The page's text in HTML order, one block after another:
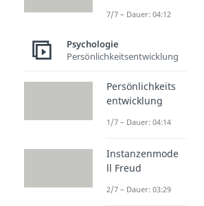
7/7 – Dauer: 04:12
Psychologie
Persönlichkeitsentwicklung
Persönlichkeits
entwicklung
1/7 – Dauer: 04:14
Instanzenmode
ll Freud
2/7 – Dauer: 03:29